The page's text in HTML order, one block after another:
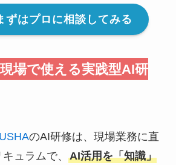
ずはプロに相談してみる
現場で使える実践型AI研
のAI研修は、現場業務に直
ュラムで、 AI活用を「知識」